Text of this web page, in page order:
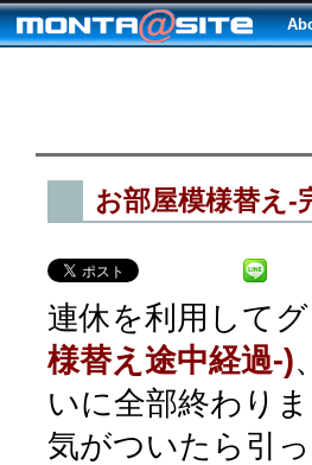
お部屋模様替え-
連休を利用して
様替え途中経過-)
いに全部終わりま
気がついたら引